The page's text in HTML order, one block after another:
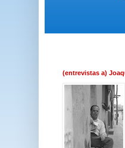
(entrevistas a)